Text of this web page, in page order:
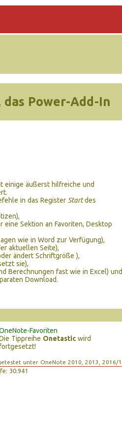
das Power-Add-In
einige äußerst hilfreiche und
in das Register Startdes
eine Sektion an Favoriten, Desktop
wie in Word zur Verfügung),
aktuellen Seite),
ändert Schriftgröße ),
sie),
Berechnungen fast wie in Excel) und
Download.
Favoriten
Tippreihe Onetasticwird
unter OneNote 2010, 2013, 2016/
30.941